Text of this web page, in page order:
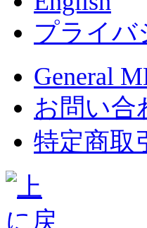
プライバ
General
お問い合
特定商取